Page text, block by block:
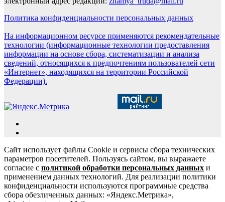
Политика конфиденциальности персональных данных
На информационном ресурсе применяются рекомендательные
технологии (информационные технологии предоставления
информации на основе сбора, систематизации и анализа
сведений, относящихся к предпочтениям пользователей сети
«Интернет», находящихся на территории Российской
Федерации).
Сайт использует файлы Cookie и сервисы сбора технических
параметров посетителей. Пользуясь сайтом, вы выражаете
согласие с политикой обработки персональных данных и
применением данных технологий. Для реализации политики
конфиденциальности используются программные средства
сбора обезличенных данных: «Яндекс.Метрика»,